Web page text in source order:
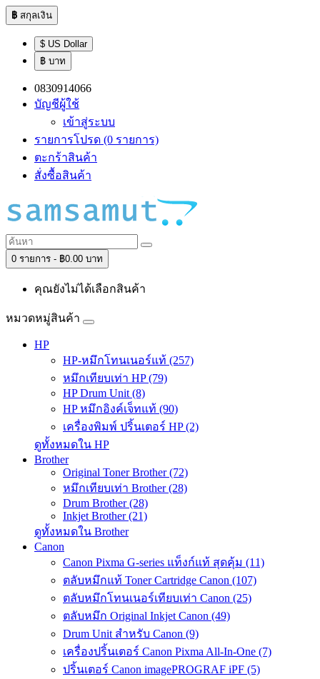
฿ สกุลเงิน
$ US Dollar
฿ บาท
0830914066
บัญชีผู้ใช้
เข้าสู่ระบบ
รายการโปรด (0 รายการ)
ตะกร้าสินค้า
สั่งซื้อสินค้า
0 รายการ - ฿0.00 บาท
คุณยังไม่ได้เลือกสินค้า
หมวดหมู่สินค้า
HP
HP-หมึกโทนเนอร์แท้ (257)
หมึกเทียบเท่า HP (79)
HP Drum Unit (8)
HP หมึกอิงค์เจ็ทแท้ (90)
เครื่องพิมพ์ ปริ้นเตอร์ HP (2)
ดูทั้งหมดใน HP
Brother
Original Toner Brother (72)
หมึกเทียบเท่า Brother (28)
Drum Brother (28)
Inkjet Brother (21)
ดูทั้งหมดใน Brother
Canon
Canon Pixma G-series แท็งก์แท้ สุดคุ้ม (11)
ตลับหมึกแท้ Toner Cartridge Canon (107)
ตลับหมึกโทนเนอร์เทียบเท่า Canon (25)
ตลับหมึก Original Inkjet Canon (49)
Drum Unit สำหรับ Canon (9)
เครื่องปริ้นเตอร์ Canon Pixma All-In-One (7)
ปริ้นเตอร์ Canon imagePROGRAF iPF (5)